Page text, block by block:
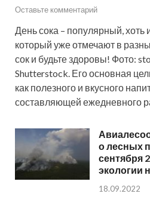
Оставьте комментарий
День сока – популярный, хоть
который уже отмечают в
сок и будьте здоровы! Фото:
Shutterstock. Его основная
как полезного и вкусного
составляющей ежедневного
о лесных
сентября
экологии
18.09.2022